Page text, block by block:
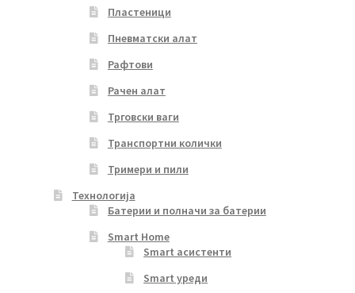
Пластеници
Пневматски алат
Рафтови
Рачен алат
Трговски ваги
Транспортни колички
Тримери и пили
Технологија
Батерии и полначи за батерии
Smart Home
Smart асистенти
Smart уреди